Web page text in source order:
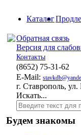
Каталог
Обратная связь
Версия для
Контакты
(8652) 75-31-62
E-Mail:
г. Ставрополь,
Искать...
Будем знакомы